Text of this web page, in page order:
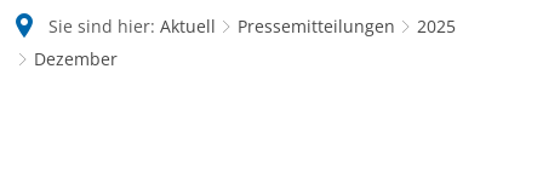
Sie sind hier: Aktuell Pressemitteilungen
2025
Dezember